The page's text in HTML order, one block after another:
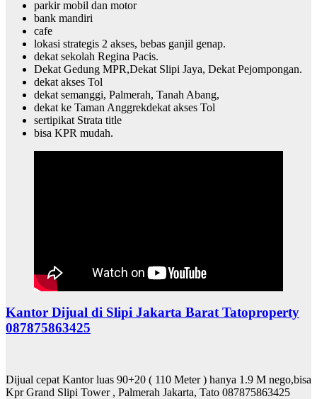
parkir mobil dan motor
bank mandiri
cafe
lokasi strategis 2 akses, bebas ganjil genap.
dekat sekolah Regina Pacis.
Dekat Gedung MPR,Dekat Slipi Jaya, Dekat Pejompongan.
dekat akses Tol
dekat semanggi, Palmerah, Tanah Abang,
dekat ke Taman Anggrekdekat akses Tol
sertipikat Strata title
bisa KPR mudah.
Kantor Dijual di Slipi Jakarta Barat Tatoproperty
087875863425
Dijual cepat Kantor luas 90+20 ( 110 Meter ) hanya 1.9 M nego,bisa
Kpr Grand Slipi Tower , Palmerah Jakarta, Tato 087875863425